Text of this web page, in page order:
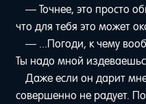
— Точнее, это просто
что для тебя это может
— ...Погоди, к чему
Ты надо мной
Даже если он дарит
совершенно не радует.